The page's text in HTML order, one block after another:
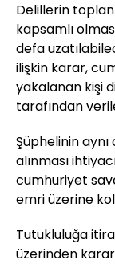
Delillerin
kapsamlı
defa
ilişkin karar,
yakalanan kişi
tarafından
Şüphelinin
alınması
cumhuriyet
emri üzerine
Tutukluluğa
üzerinden